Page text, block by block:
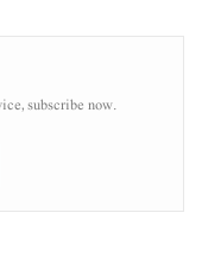
subscribe now.